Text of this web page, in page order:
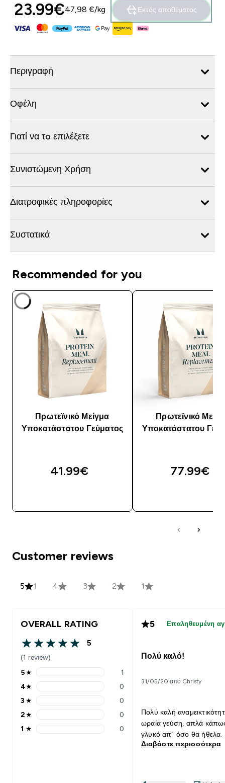
23.99€‎47,98 €‎/kg Εκτός αποθέματος
Περιγραφή
Οφέλη
Γιατί να τo επιλέξετε
Συνιστώμενη Χρήση
Διατροφικές πληροφορίες
Συστατικά
Recommended for you
Πρωτεϊνικό Μείγμα
Υποκατάστατου Γεύματος
41.99€‎
Πρωτεϊνικό
Υποκατάστατου
77.99€‎
Customer reviews
5 1 4 3 2 1
OVERALL RATING
5 out of 5 stars
5
(1 review)
5 stars rating 1 reviews
5★ 1
4 stars rating 0 reviews
4★ 0
3 stars rating 0 reviews
3 ★ 0
2 stars rating 0 reviews
2★ 0
1 stars rating 0 reviews
1 ★ 0
5 Επαληθευμένη
Πολύ καλό!
31/05/20 από Christy
Πολύ καλή
ωραία γεύση, απλά
γλυκό απ΄ όσο θα ήθελα.
Διαβάστε περισσότερα